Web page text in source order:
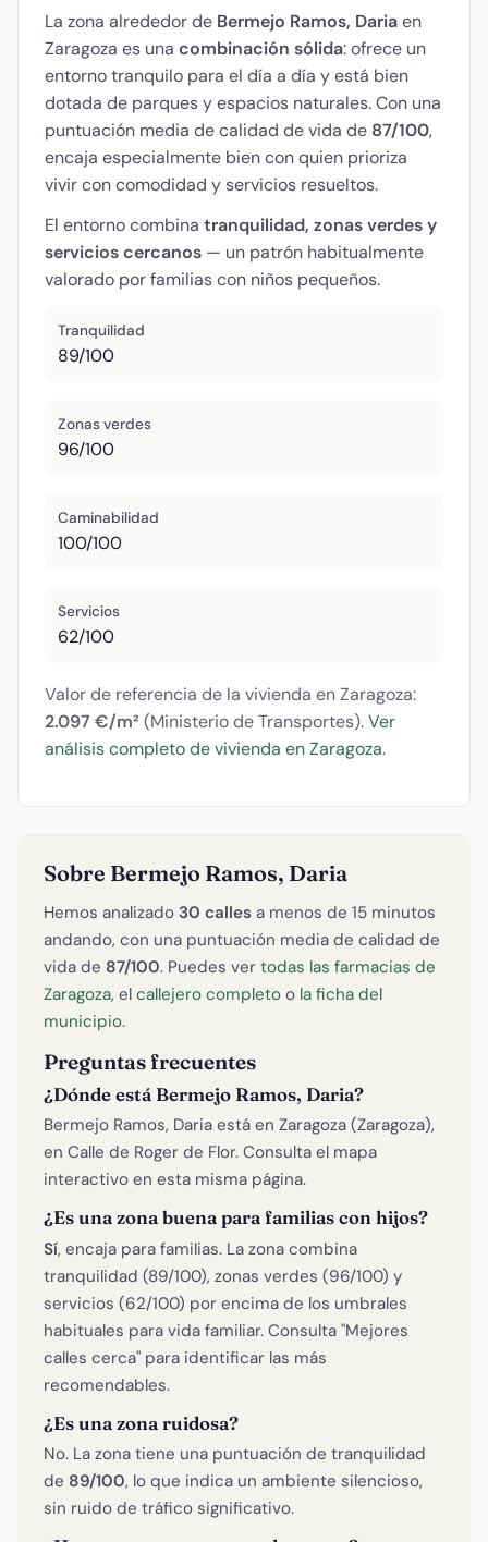
La zona alrededor de Bermejo Ramos, Dariaen
Zaragoza es una combinación sólida: ofrece un
entorno tranquilo para el día a día y está bien
dotada de parques y espacios naturales. Con una
puntuación media de calidad de vida de 87/100,
encaja especialmente bien con quien prioriza
vivir con comodidad y servicios resueltos.
El entorno combina tranquilidad, zonas verdes y
servicios cercanos — un patrón habitualmente
valorado por familias con niños pequeños.
Tranquilidad
89/100
Zonas verdes
96/100
Caminabilidad
100/100
Servicios
62/100
Valor de referencia de la vivienda en Zaragoza:
2.097 €/m² (Ministerio de Transportes).Ver
análisis completo de vivienda en Zaragoza.
Sobre Bermejo Ramos, Daria
Hemos analizado 30 calles a menos de 15 minutos
andando, con una puntuación media de calidad de
vida de 87/100. Puedes ver todas las farmacias de
Zaragoza, el callejero completo o la ficha del
municipio.
Preguntas frecuentes
¿Dónde está Bermejo Ramos, Daria?
Bermejo Ramos, Daria está en Zaragoza (Zaragoza),
en Calle de Roger de Flor. Consulta el mapa
interactivo en esta misma página.
¿Es una zona buena para familias con hijos?
Sí, encaja para familias. La zona combina
tranquilidad (89/100), zonas verdes (96/100) y
servicios (62/100) por encima de los umbrales
habituales para vida familiar. Consulta "Mejores
calles cerca" para identificar las más
recomendables.
¿Es una zona ruidosa?
No. La zona tiene una puntuación de tranquilidad
de 89/100, lo que indica un ambiente silencioso,
sin ruido de tráfico significativo.